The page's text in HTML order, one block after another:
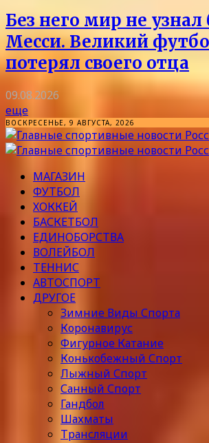
Без него мир не узнал
Месси. Великий
потерял своего отца
09.08.2026
еще
ВОСКРЕСЕНЬЕ, 9 АВГУСТА, 2026
МАГАЗИН
ФУТБОЛ
ХОККЕЙ
БАСКЕТБОЛ
ЕДИНОБОРСТВА
ВОЛЕЙБОЛ
ТЕННИС
АВТОСПОРТ
ДРУГОЕ
Зимние Виды Спорта
Коронавирус
Фигурное Катание
Конькобежный Спорт
Лыжный Спорт
Санный Спорт
Гандбол
Шахматы
Трансляции